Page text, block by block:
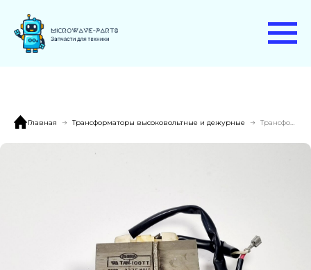
Главная Трансформаторы высоковольтные и дежурные